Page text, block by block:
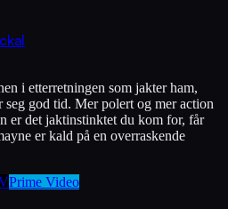
i etterretningen som jakter ham,
seg god tid. Mer polert og mer action
er det jaktinstinktet du kom for, får
er kald på en overraskende
Prime Video